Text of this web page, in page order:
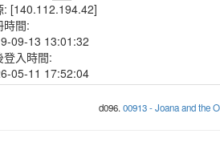
: [140.112.194.42]
時間:
09-13 13:01:32
登入時間:
05-11 17:52:04
d096.00913 - Joana and the